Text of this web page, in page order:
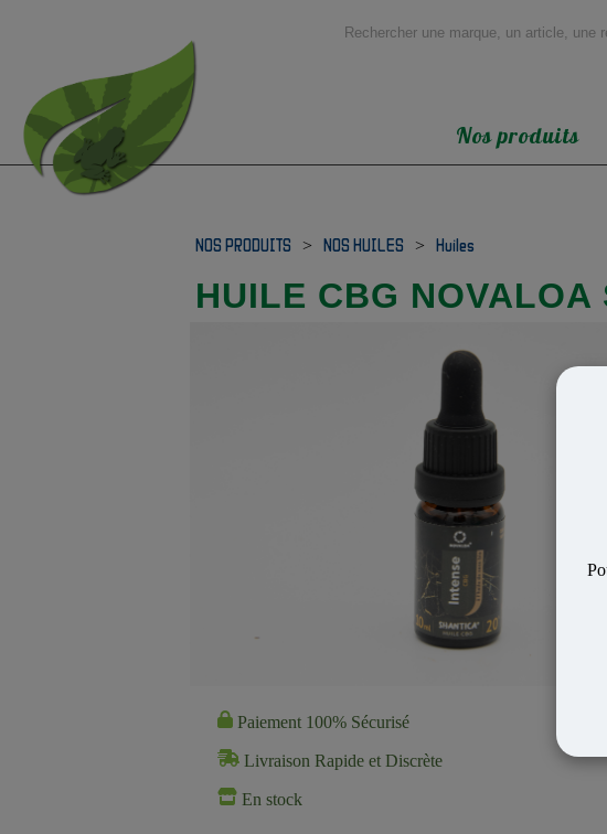
Nos produits
NOS PRODUITS > NOS HUILES > Huiles
HUILE CBG
Paiement 100% Sécurisé
Livraison Rapide et Discrète
En stock